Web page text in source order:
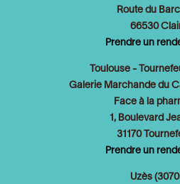
Route du
66530
Prendre un
Toulouse -
Galerie Marchande du
Face à la
1, Boulevard
31170
Prendre un
Uzès